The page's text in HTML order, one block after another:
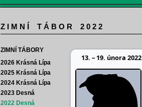
Z I M N Í T Á B O R 2 0 2 2
ZIMNÍ TÁBORY
2026 Krásná Lípa
2025 Krásná Lípa
2024 Krásná Lípa
2023 Desná
2022 Desná
13. – 19. února 2022